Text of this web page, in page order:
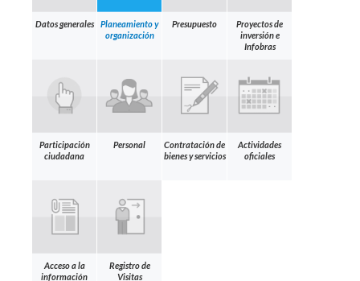
Datos generales
Planeamiento y
organización
Presupuesto
Proyectos de
inversión e
Infobras
Participación
ciudadana
Personal
Contratación de
bienes y servicios
Actividades
oficiales
Acceso a la
información
Registro de
Visitas